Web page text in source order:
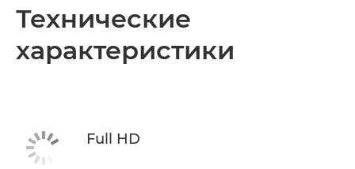
Технические
характеристики
Full HD